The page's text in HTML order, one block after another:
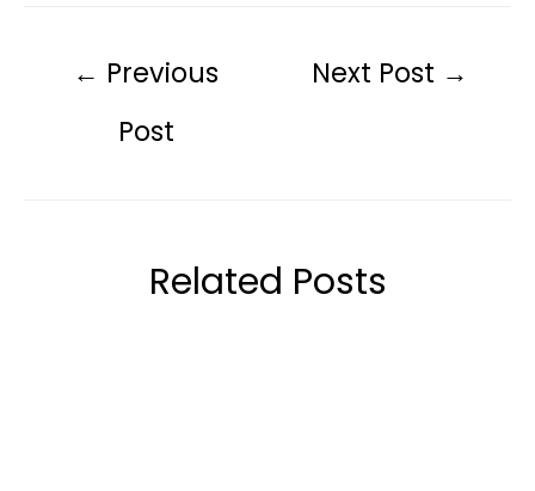
← Previous
Post
Next Post →
Related Posts